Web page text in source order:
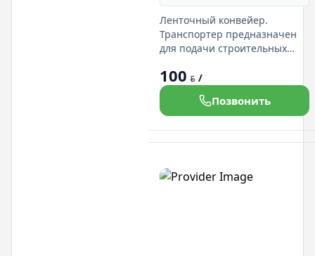
Ленточный конвейер.
Транспортер предназначен
для подачи строительных
газосиликатные, кирпич,
смеси отделочные) на высоту
до 7 метров на нашем сайте
100 BYN /
Позвонить